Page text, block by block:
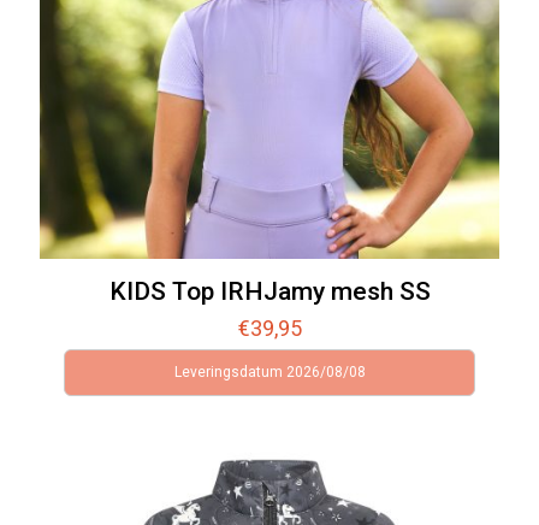
KIDS Top IRHJamy mesh SS
€39,95
Leveringsdatum 2026/08/08